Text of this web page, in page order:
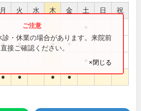
月 火 水 木 金 土 日 祝
● ● ● ●
● ● ● ●
・休業の場合があります。来院前
接ご確認ください。
×閉じる